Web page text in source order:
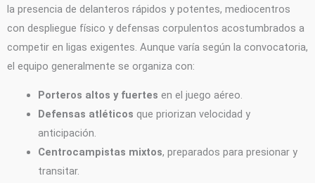
la presencia de delanteros rápidos y potentes, mediocentros
con despliegue físico y defensas corpulentos acostumbrados a
competir en ligas exigentes. Aunque varía según la convocatoria,
el equipo generalmente se organiza con:
Porteros altos y fuertes en el juego aéreo.
Defensas atléticos que priorizan velocidad y
anticipación.
Centrocampistas mixtos, preparados para presionar y
transitar.